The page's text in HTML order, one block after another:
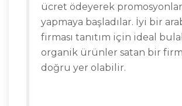
ücret ödeyerek promosyonlar
yapmaya başladılar. İyi bir
firması tanıtım için ideal
organik ürünler satan bir
doğru yer olabilir.